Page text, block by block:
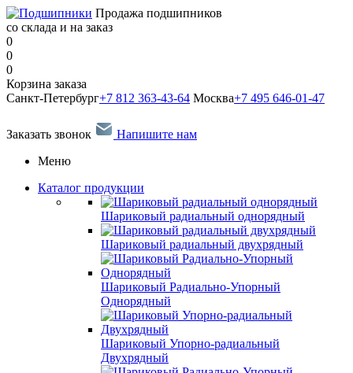
Продажа подшипников
со склада и на заказ
0
0
0
Корзина заказа
Санкт-Петербург+7 812 363-43-64 Москва+7 495 646-01-47
Заказать звонок
Напишите нам
Меню
Каталог продукции
Шариковый радиальный однорядный
Шариковый радиальный двухрядный
Шариковый Радиально-Упорный
Однорядный
Шариковый Упорно-радиальный
Двухрядный